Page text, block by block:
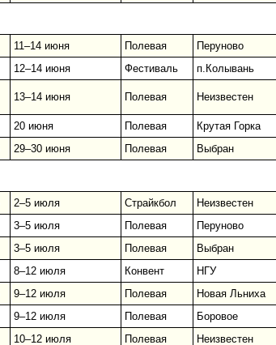
11–14 июня Полевая Перуново
12–14 июня Фестиваль п.Колывань
13–14 июня Полевая Неизвестен
20 июня Полевая Крутая Горка
29–30 июня Полевая Выбран
2–5 июля Страйкбол Неизвестен
3–5 июля Полевая Перуново
3–5 июля Полевая Выбран
8–12 июля Конвент НГУ
9–12 июля Полевая Новая Льниха
9–12 июля Полевая Боровое
10–12 июля Полевая Неизвестен